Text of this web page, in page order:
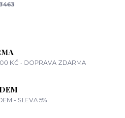
KČ - DOPRAVA ZDARMA
- SLEVA 5%